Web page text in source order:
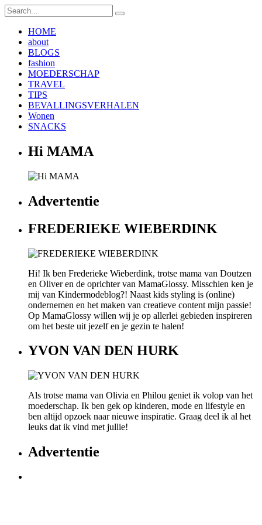
HOME
about
BLOGS
fashion
MOEDERSCHAP
TRAVEL
TIPS
BEVALLINGSVERHALEN
Wonen
SNACKS
Hi MAMA
Advertentie
FREDERIEKE WIEBERDINK
Hi! Ik ben Frederieke Wieberdink, trotse mama van Doutzen
en Oliver en de oprichter van MamaGlossy. Misschien ken je
mij van Kindermodeblog?! Naast kids styling is (online)
ondernemen en het maken van creatieve content mijn passie!
Op MamaGlossy willen wij je op allerlei gebieden inspireren
om het beste uit jezelf en je gezin te halen!
YVON VAN DEN HURK
Als trotse mama van Olivia en Philou geniet ik volop van het
moederschap. Ik ben gek op kinderen, mode en lifestyle en
ben altijd opzoek naar nieuwe inspiratie. Graag deel ik al het
leuks dat ik vind met jullie!
Advertentie